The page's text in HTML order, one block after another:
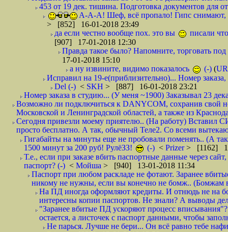
453 от 19 дек. тишина. Подготовка документов для
А-А-А! Шеф, всё пропало! Гипс снимают,
> [852] 16-01-2018 23:49
да если честно вообще пох. это вы
писали
[907] 17-01-2018 12:30
Правда такое было? Напомните, торговать
17-01-2018 15:10
а ну извините, видимо показалось
(-) (
Исправил на 19-е(приблизительно)... Номер
Del (-) < SKH > [887] 16-01-2018 23:21
Номер заказа в студию... (У меня ~1900) Заказывал 23
Возможно ли подключиться к DANYCOM, сохранив свой
Московской и Ленинградской областей, а также из
Сегодня привезли моему приятелю.. (На работу) Вставил
просто бесплатно. А так, обычный Теле2. Со всеми
Гигабайты на минуты еще не пробовали поменять.. (А
1500 минут за 200 руб! РулёЗЗ!
(-) < Prizer> [1162]
Т.е., если при заказе вбить паспортные данные через
паспорт? (-) < Мойша > [940] 13-01-2018 11:34
Паспорт при любом раскладе не фотают. Заранее
никому не нужны, если вы конечно не бомж.. (Бомжам
На ПД иногда оформляют кредиты. И отнюдь не на
интересны копии паспортов. Не знали? А выводы
"Заранее вбитые ПД ускоряют процесс
остается, а листочек с паспорт данными, чтобы
Не парься. Лучше не бери... Он всё равно тебе